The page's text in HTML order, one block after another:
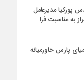
پوركیا مدیرعامل
به مناسبت فرا
پارس خاورمیانه